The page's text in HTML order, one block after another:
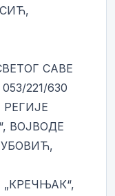
САВЕ
221/630
ВОЈВОДЕ